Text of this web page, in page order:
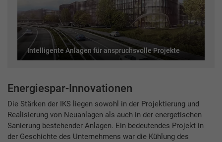
Intelligente Anlagen für anspruchsvolle Projekte
Energiespar-Innovationen
Die Stärken der IKS liegen sowohl in der Projektierung und
Realisierung von Neuanlagen als auch in der energetischen
Sanierung bestehender Anlagen. Ein bedeutendes Projekt in
der Geschichte des Unternehmens war die Kühlung des